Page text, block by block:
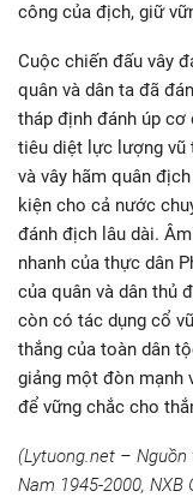
công của địch, giữ
Cuộc chiến đấu vây
quân và dân ta đã
tháp định đánh úp cơ
tiêu diệt lực lượng vũ
và vây hãm quân
kiện cho cả nước
đánh địch lâu dài.
nhanh của thực dân
của quân và dân thủ
còn có tác dụng cổ
thắng của toàn dân
giảng một đòn mạnh
để vững chắc cho
(Lytuong.net – Nguồn
Nam 1945-2000, NXB